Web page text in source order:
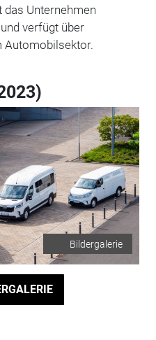
das Unternehmen
verfügt über
Automobilsektor.
Bildergalerie